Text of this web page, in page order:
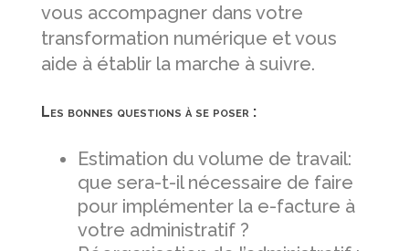
vous accompagner dans votre
transformation numérique et vous
aide à établir la marche à suivre.
Les bonnes questions à se poser :
Estimation du volume de travail:
que sera-t-il nécessaire de faire
pour implémenter la e-facture à
votre administratif ?